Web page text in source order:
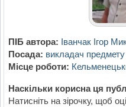
ПІБ автора: Іванчак Ігор
Посада: викладач
Місце роботи:
Наскільки корисна ця
Натисніть на зірочку, щоб